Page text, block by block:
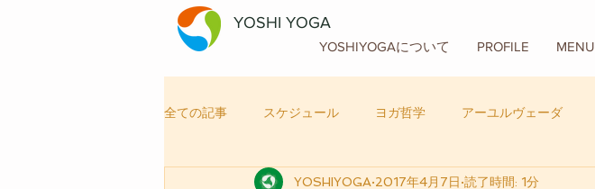
YOSHI YOGA
YOSHIYOGAについて PROFILE MENU
全ての記事 スケジュール ヨガ哲学 アーユルヴェーダ
自律神経メンテナンス ヨガ フード バリ
YOSHIYOGA 2017年4月7日 読了時間: 1分